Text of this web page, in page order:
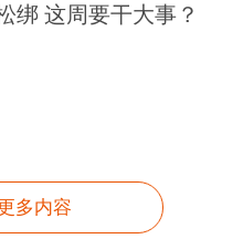
力+自有模型+自
，硅基流动从成
独立的中立词元
云厂商、单一芯
绑 这周要干大事？
多内容